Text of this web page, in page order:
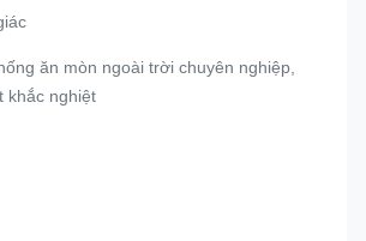
ăn mòn ngoài trời chuyên nghiệp,
khắc nghiệt